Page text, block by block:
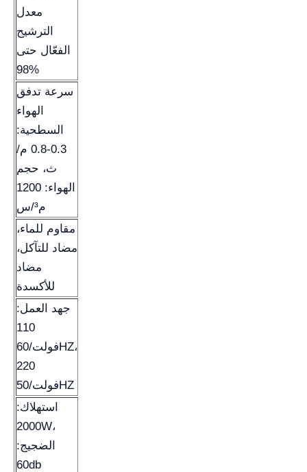
معدل
الترشيح
الفعّال حتى
98%
سرعة تدفق
الهواء
السطحية:
0.3-0.8 م/
ث، حجم
الهواء: 1200
م³/س
مقاوم للماء،
مضاد للتآكل،
مضاد
للأكسدة
جهد العمل:
110
فولت/60HZ،
220
فولت/50HZ
استهلاك:
2000W،
الضجيج:
60db